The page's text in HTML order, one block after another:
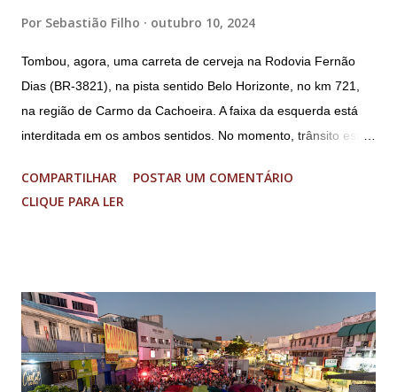
Sérgio Nogueira, ex-ministro da Defesa; e o general da
reserva Walter Braga Netto, ex-ministro da Casa Civil e da
Defesa. A acusação envolveu os crimes de tentativa de
abolição violenta do Estado Democrático de Direito, golpe de
Por Sebastião Filho outubro 10, 2024
Tombou, agora, uma carreta de cerveja na Rodovia Fernão
Dias (BR-3821), na pista sentido Belo Horizonte, no km 721,
na região de Carmo da Cachoeira. A faixa da esquerda está
interditada em os ambos sentidos. No momento, trânsito está
Imagens @transitofernaodias *Por Sebastião Filho
COMPARTILHAR
POSTAR UM COMENTÁRIO
CLIQUE PARA LER